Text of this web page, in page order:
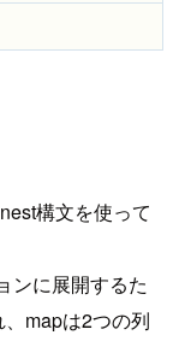
構文を使って
ンに展開するた
mapは2つの列